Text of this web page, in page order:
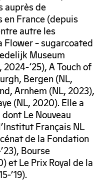
auprès de
en France (depuis
autre les
Flower – sugarcoated
Museum
‘25), A Touch of
Bergen (NL,
Arnhem (NL, 2023),
(NL, 2020). Elle a
Le Nouveau
Français NL
de la Fondation
Bourse
et Le Prix Royal de la
’19).